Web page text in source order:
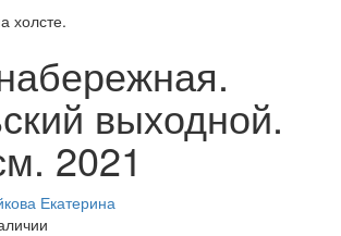
холсте.
выходной.
2021
Екатерина